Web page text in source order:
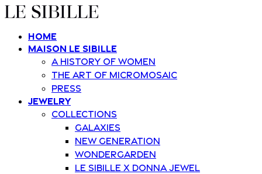
Home
Maison Le Sibille
A history of women
The art of Micromosaic
Press
Jewelry
Collections
Galaxies
New Generation
Wondergarden
Le Sibille x Donna Jewel